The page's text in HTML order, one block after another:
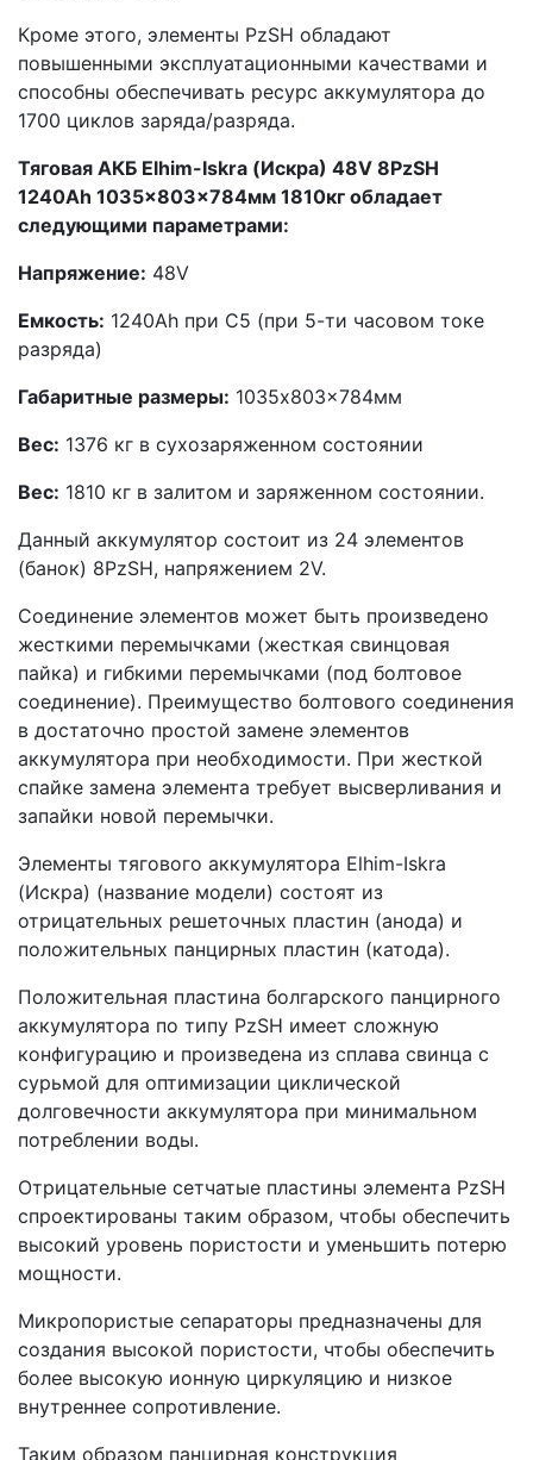
Кроме этого, элементы PzSH обладают
повышенными эксплуатационными качествами и
способны обеспечивать ресурс аккумулятора до
1700 циклов заряда/разряда.
Тяговая АКБ Elhim-Iskra (Искра) 48V 8PzSH
1240Ah 1035x803x784мм 1810кг обладает
следующими параметрами:
Напряжение: 48V
Емкость: 1240Ah при С5 (при 5-ти часовом токе
разряда)
Габаритные размеры: 1035x803x784мм
Вес: 1376 кг в сухозаряженном состоянии
Вес: 1810 кг в залитом и заряженном состоянии.
Данный аккумулятор состоит из 24 элементов
(банок) 8PzSH, напряжением 2V.
Соединение элементов может быть произведено
жесткими перемычками (жесткая свинцовая
пайка) и гибкими перемычками (под болтовое
соединение). Преимущество болтового соединения
в достаточно простой замене элементов
аккумулятора при необходимости. При жесткой
спайке замена элемента требует высверливания и
запайки новой перемычки.
Элементы тягового аккумулятора Elhim-Iskra
(Искра) (название модели) состоят из
отрицательных решеточных пластин (анода) и
положительных панцирных пластин (катода).
Положительная пластина болгарского панцирного
аккумулятора по типу PzSH имеет сложную
конфигурацию и произведена из сплава свинца с
сурьмой для оптимизации циклической
долговечности аккумулятора при минимальном
потреблении воды.
Отрицательные сетчатые пластины элемента PzSH
спроектированы таким образом, чтобы обеспечить
высокий уровень пористости и уменьшить потерю
мощности.
Микропористые сепараторы предназначены для
создания высокой пористости, чтобы обеспечить
более высокую ионную циркуляцию и низкое
внутреннее сопротивление.
Таким образом панцирная конструкция